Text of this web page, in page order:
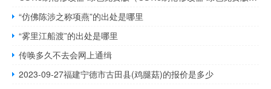
“仿佛陈涉之称项燕”的出处是哪里
“雾里江船渡”的出处是哪里
传唤多久不去会网上通缉
2023-09-27福建宁德市古田县(鸡腿菇)的报价是多少